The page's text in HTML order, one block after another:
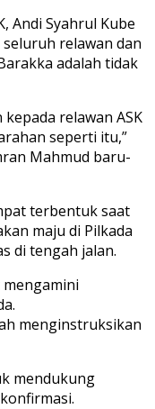
Andi Syahrul Kube
relawan dan
adalah tidak
relawan ASK
seperti itu,”
Mahmud baru-
terbentuk saat
maju di Pilkada
di tengah jalan.
menginstruksikan
mendukung